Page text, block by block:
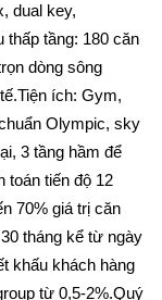
dual key,
thấp tầng: 180 căn
dòng sông
ích: Gym,
Olympic, sky
3 tầng hầm để
toán tiến độ 12
70% giá trị căn
tháng kể từ ngày
khấu khách hàng
từ 0,5-2%.Quý